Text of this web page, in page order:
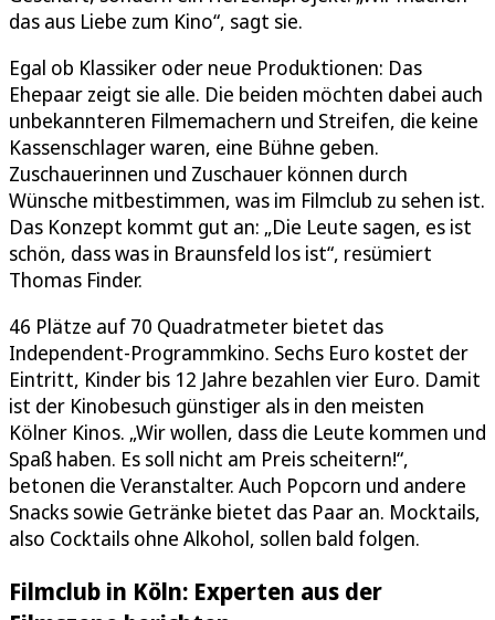
das aus Liebe zum Kino“, sagt sie.
Egal ob Klassiker oder neue Produktionen: Das
Ehepaar zeigt sie alle. Die beiden möchten dabei auch
unbekannteren Filmemachern und Streifen, die keine
Kassenschlager waren, eine Bühne geben.
Zuschauerinnen und Zuschauer können durch
Wünsche mitbestimmen, was im Filmclub zu sehen ist.
Das Konzept kommt gut an: „Die Leute sagen, es ist
schön, dass was in Braunsfeld los ist“, resümiert
Thomas Finder.
46 Plätze auf 70 Quadratmeter bietet das
Independent-Programmkino. Sechs Euro kostet der
Eintritt, Kinder bis 12 Jahre bezahlen vier Euro. Damit
ist der Kinobesuch günstiger als in den meisten
Kölner Kinos. „Wir wollen, dass die Leute kommen und
Spaß haben. Es soll nicht am Preis scheitern!“,
betonen die Veranstalter. Auch Popcorn und andere
Snacks sowie Getränke bietet das Paar an. Mocktails,
also Cocktails ohne Alkohol, sollen bald folgen.
Filmclub in Köln: Experten aus der